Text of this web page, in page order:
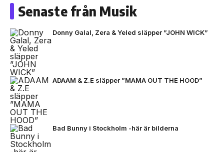
Senaste från Musik
Donny Galal, Zera & Yeled släpper ”JOHN WICK”
ADAAM & Z.E släpper ”MAMA OUT THE HOOD”
Bad Bunny i Stockholm -här är bilderna